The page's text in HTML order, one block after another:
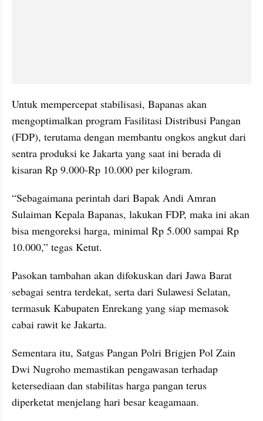
Untuk mempercepat stabilisasi, Bapanas akan
mengoptimalkan program Fasilitasi Distribusi Pangan
(FDP), terutama dengan membantu ongkos angkut dari
sentra produksi ke Jakarta yang saat ini berada di
kisaran Rp 9.000-Rp 10.000 per kilogram.
“Sebagaimana perintah dari Bapak Andi Amran
Sulaiman Kepala Bapanas, lakukan FDP, maka ini akan
bisa mengoreksi harga, minimal Rp 5.000 sampai Rp
10.000,” tegas Ketut.
Pasokan tambahan akan difokuskan dari Jawa Barat
sebagai sentra terdekat, serta dari Sulawesi Selatan,
termasuk Kabupaten Enrekang yang siap memasok
cabai rawit ke Jakarta.
Sementara itu, Satgas Pangan Polri Brigjen Pol Zain
Dwi Nugroho memastikan pengawasan terhadap
ketersediaan dan stabilitas harga pangan terus
diperketat menjelang hari besar keagamaan.